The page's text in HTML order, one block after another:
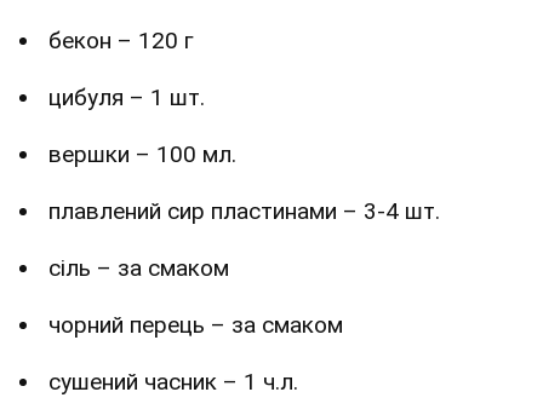
бекон – 120 г
цибуля – 1 шт.
вершки – 100 мл.
плавлений сир пластинами – 3-4 шт.
сіль – за смаком
чорний перець – за смаком
сушений часник – 1 ч.л.